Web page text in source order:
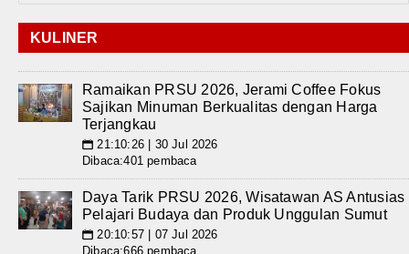
KULINER
Ramaikan PRSU 2026, Jerami Coffee Fokus
Sajikan Minuman Berkualitas dengan Harga
Terjangkau
📅 21:10:26 | 30 Jul 2026
Dibaca:401 pembaca
Daya Tarik PRSU 2026, Wisatawan AS Antusias
Pelajari Budaya dan Produk Unggulan Sumut
📅 20:10:57 | 07 Jul 2026
Dibaca:666 pembaca